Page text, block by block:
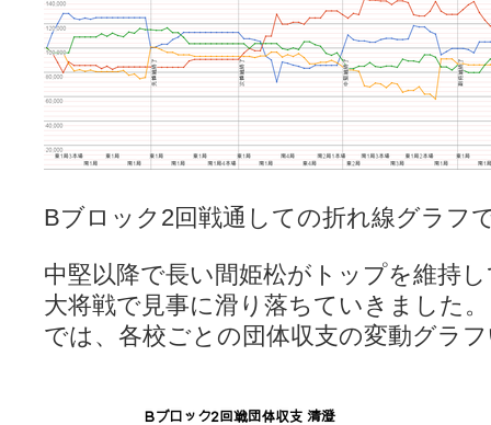
Bブロック2回戦通しての折れ線グラフ
中堅以降で長い間姫松がトップを維持
大将戦で見事に滑り落ちていきました。
では、各校ごとの団体収支の変動グラ